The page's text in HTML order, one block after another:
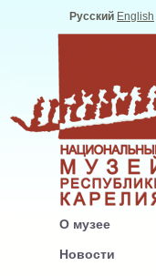
Русский English
О музее
Новости